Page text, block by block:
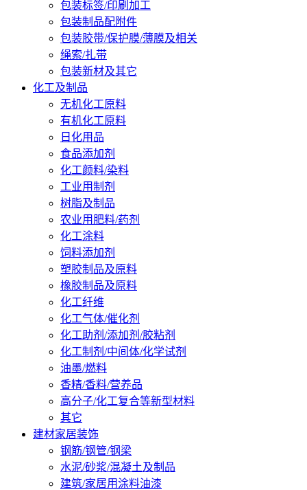
包装标签/印刷加工
包装制品配附件
包装胶带/保护膜/薄膜及相关
绳索/扎带
包装新材及其它
化工及制品
无机化工原料
有机化工原料
日化用品
食品添加剂
化工颜料/染料
工业用制剂
树脂及制品
农业用肥料/药剂
化工涂料
饲料添加剂
塑胶制品及原料
橡胶制品及原料
化工纤维
化工气体/催化剂
化工助剂/添加剂/胶粘剂
化工制剂/中间体/化学试剂
油墨/燃料
香精/香料/营养品
高分子/化工复合等新型材料
其它
建材家居装饰
钢筋/钢管/钢梁
水泥/砂浆/混凝土及制品
建筑/家居用涂料油漆